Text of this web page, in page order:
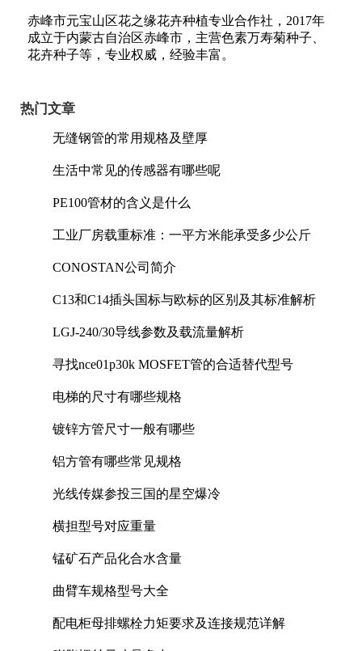
赤峰市元宝山区花之缘花卉种植专业合作社，2017年
成立于内蒙古自治区赤峰市，主营色素万寿菊种子、
花卉种子等，专业权威，经验丰富。
热门文章
无缝钢管的常用规格及壁厚
生活中常见的传感器有哪些呢
PE100管材的含义是什么
工业厂房载重标准：一平方米能承受多少公斤
CONOSTAN公司简介
C13和C14插头国标与欧标的区别及其标准解析
LGJ-240/30导线参数及载流量解析
寻找nce01p30k MOSFET管的合适替代型号
电梯的尺寸有哪些规格
镀锌方管尺寸一般有哪些
铝方管有哪些常见规格
光线传媒参投三国的星空爆冷
横担型号对应重量
锰矿石产品化合水含量
曲臂车规格型号大全
配电柜母排螺栓力矩要求及连接规范详解